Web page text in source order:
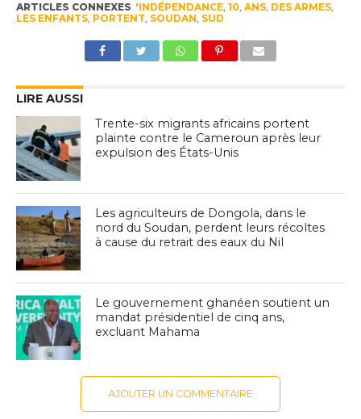
ARTICLES CONNEXES 'INDÉPENDANCE, 10, ANS, DES ARMES,
LES ENFANTS, PORTENT, SOUDAN, SUD
LIRE AUSSI
Trente-six migrants africains portent
plainte contre le Cameroun après leur
expulsion des États-Unis
Les agriculteurs de Dongola, dans le
nord du Soudan, perdent leurs récoltes
à cause du retrait des eaux du Nil
Le gouvernement ghanéen soutient un
mandat présidentiel de cinq ans,
excluant Mahama
AJOUTER UN COMMENTAIRE